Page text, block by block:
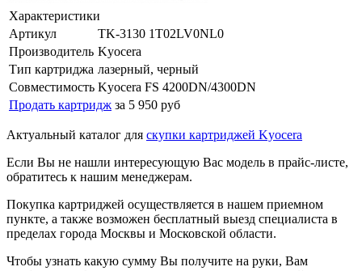
Характеристики
Артикул
TK-3130 1T02LV0NL0
Производитель Kyocera
Тип картриджа лазерный, черный
Совместимость Kyocera FS 4200DN/4300DN
Продать картридж за 5 950 руб
Актуальный каталог для скупки картриджей Kyocera
Если Вы не нашли интересующую Вас модель в прайс-листе,
обратитесь к нашим менеджерам.
Покупка картриджей осуществляется в нашем приемном
пункте, а также возможен бесплатный выезд специалиста в
пределах города Москвы и Московской области.
Чтобы узнать какую сумму Вы получите на руки, Вам